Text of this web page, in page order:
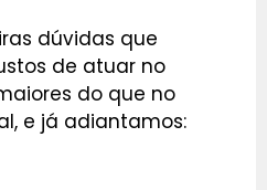
dúvidas que
de atuar no
do que no
e já adiantamos: